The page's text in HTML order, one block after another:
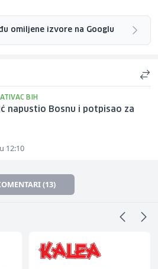
omiljene izvore na Googlu
BIH
napustio Bosnu i potpisao za
12:10
(13)